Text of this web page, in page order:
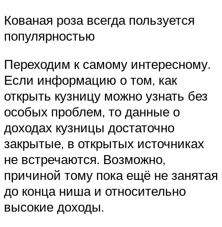
Кованая роза всегда пользуется
популярностью
Переходим к самому интересному.
Если информацию о том, как
открыть кузницу можно узнать без
особых проблем, то данные о
доходах кузницы достаточно
закрытые, в открытых источниках
не встречаются. Возможно,
причиной тому пока ещё не занятая
до конца ниша и относительно
высокие доходы.